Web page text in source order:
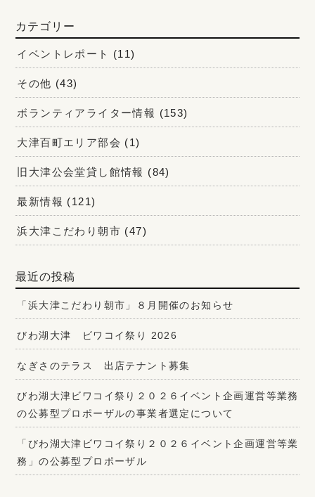
カテゴリー
イベントレポート (11)
その他 (43)
ボランティアライター情報 (153)
大津百町エリア部会 (1)
旧大津公会堂貸し館情報 (84)
最新情報 (121)
浜大津こだわり朝市 (47)
最近の投稿
「浜大津こだわり朝市」８月開催のお知らせ
びわ湖大津 ビワコイ祭り 2026
なぎさのテラス 出店テナント募集
びわ湖大津ビワコイ祭り２０２６イベント企画運営等業務
の公募型プロポーザルの事業者選定について
「びわ湖大津ビワコイ祭り２０２６イベント企画運営等業
務」の公募型プロポーザル